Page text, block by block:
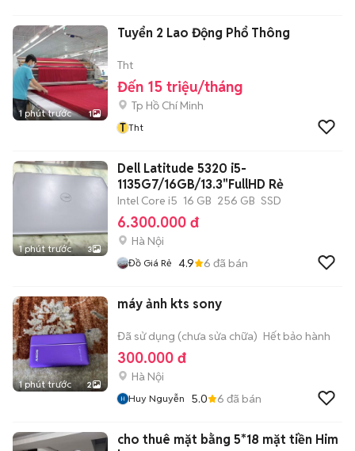
1 phút trước 1
Tuyển 2 Lao Động Phổ Thông
Tht
Đến 15 triệu/tháng
Tp Hồ Chí Minh
T Tht
1 phút trước 3
Dell Latitude 5320 i5-
1135G7/16GB/13.3"FullHD Rẻ
Intel Core i5 16 GB 256 GB SSD
6.300.000 đ
Hà Nội
Đồ Giá Rẻ 4.9 6 đã bán
1 phút trước 2
máy ảnh kts sony
Đã sử dụng (chưa sửa chữa) Hết bảo hành
300.000 đ
Hà Nội
Huy Nguyễn 5.0 6 đã bán
cho thuê mặt bằng 5*18 mặt tiền Him